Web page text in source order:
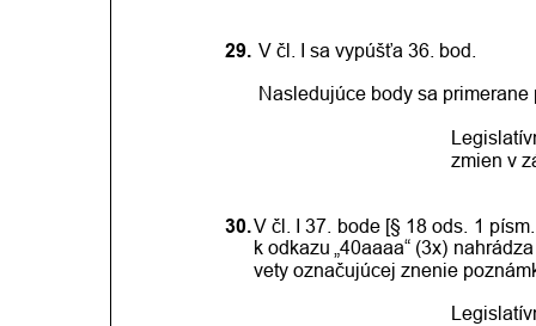
29. V čl. I sa vypúšťa 36. bod.
Nasledujúce body sa primerane
zmien v
30.V čl. I 37. bode [§ 18 ods. 1 písm.
k odkazu „40aaaa“ (3x) nahrádza
vety označujúcej znenie